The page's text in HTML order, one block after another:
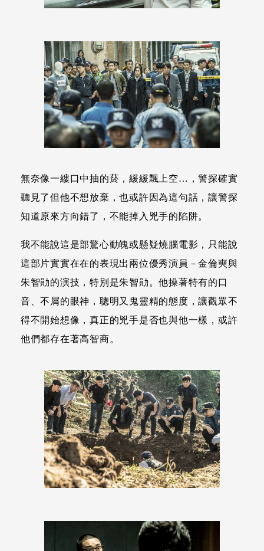
無奈像一縷口中抽的菸，緩緩飄上空…，警探確實
聽見了但他不想放棄，也或許因為這句話，讓警探
知道原來方向錯了，不能掉入兇手的陷阱。
我不能說這是部驚心動魄或懸疑燒腦電影，只能說
這部片實實在在的表現出兩位優秀演員－金倫奭與
朱智勛的演技，特別是朱智勛。他操著特有的口
音、不屑的眼神，聰明又鬼靈精的態度，讓觀眾不
得不開始想像，真正的兇手是否也與他一樣，或許
他們都存在著高智商。